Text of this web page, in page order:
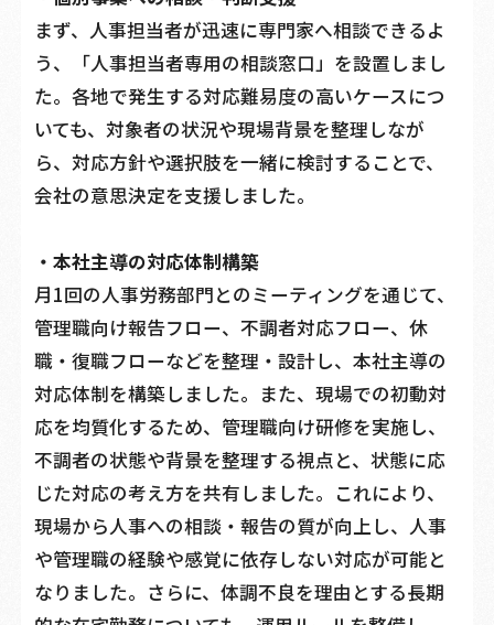
まず、人事担当者が迅速に専門家へ相談できるよ
う、「人事担当者専用の相談窓口」を設置しまし
た。各地で発生する対応難易度の高いケースにつ
いても、対象者の状況や現場背景を整理しなが
ら、対応方針や選択肢を一緒に検討することで、
会社の意思決定を支援しました。
・本社主導の対応体制構築
月1回の人事労務部門とのミーティングを通じて、
管理職向け報告フロー、不調者対応フロー、休
職・復職フローなどを整理・設計し、本社主導の
対応体制を構築しました。また、現場での初動対
応を均質化するため、管理職向け研修を実施し、
不調者の状態や背景を整理する視点と、状態に応
じた対応の考え方を共有しました。これにより、
現場から人事への相談・報告の質が向上し、人事
や管理職の経験や感覚に依存しない対応が可能と
なりました。さらに、体調不良を理由とする長期